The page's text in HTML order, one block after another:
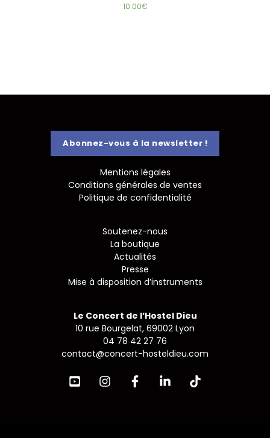
10.00€
Abonnez-vous à la newsletter !
Mentions légales
Conditions générales de ventes
Politique de confidentialité
Soutenez-nous
La boutique
Actualités
Presse
Mise à disposition d’instruments
Le Concert de l’Hostel Dieu
10 rue Bourgelat, 69002 Lyon
04 78 42 27 76
contact@concert-hosteldieu.com